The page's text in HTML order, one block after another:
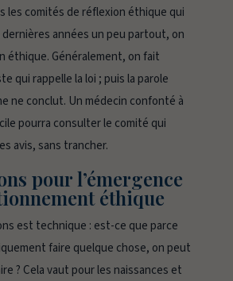
les comités de réflexion éthique qui
années un peu partout, on
éthique. Généralement, on fait
qui rappelle la loi ; puis la parole
ne conclut. Un médecin confonté à
pourra consulter le comité qui
avis, sans trancher.
pour l’émergence
éthique
est technique : est-ce que parce
faire quelque chose, on peut
? Cela vaut pour les naissances et